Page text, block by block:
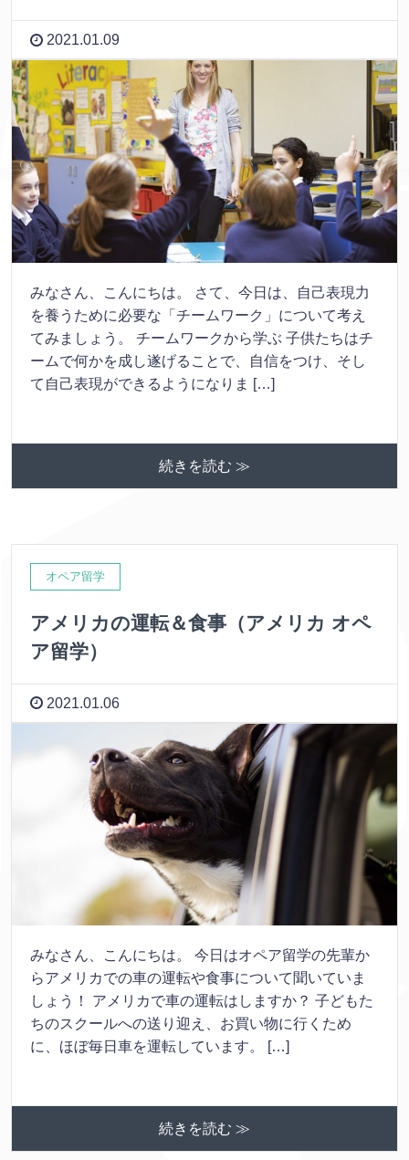
2021.01.09
みなさん、こんにちは。 さて、今日は、自己表現力
を養うために必要な「チームワーク」について考え
てみましょう。 チームワークから学ぶ 子供たちはチ
ームで何かを成し遂げることで、自信をつけ、そし
て自己表現ができるようになりま […]
続きを読む ≫
オペア留学
アメリカの運転＆食事（アメリカ オペ
ア留学）
2021.01.06
みなさん、こんにちは。 今日はオペア留学の先輩か
らアメリカでの車の運転や食事について聞いていま
しょう！ アメリカで車の運転はしますか？ 子どもた
ちのスクールへの送り迎え、お買い物に行くため
に、ほぼ毎日車を運転しています。 […]
続きを読む ≫